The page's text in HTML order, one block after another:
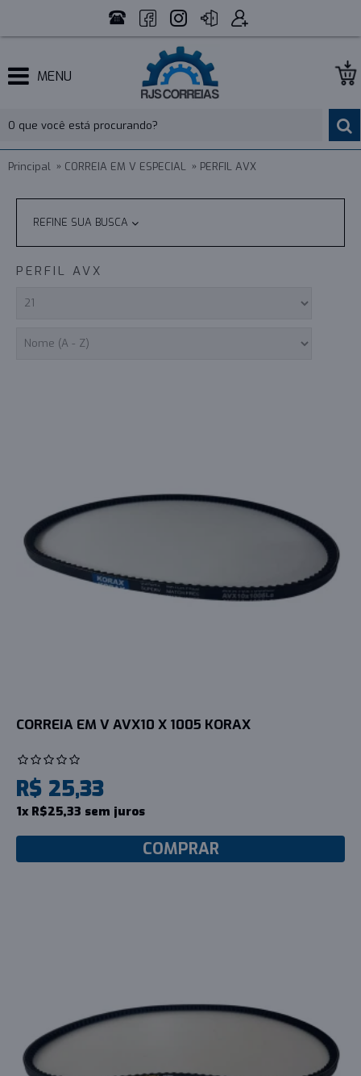
MENU
Principal CORREIA EM V ESPECIAL PERFIL AVX
REFINE SUA BUSCA
PERFIL AVX
CORREIA EM V AVX10 X 1005 KORAX
R$ 25,33
1x R$25,33 sem juros
COMPRAR